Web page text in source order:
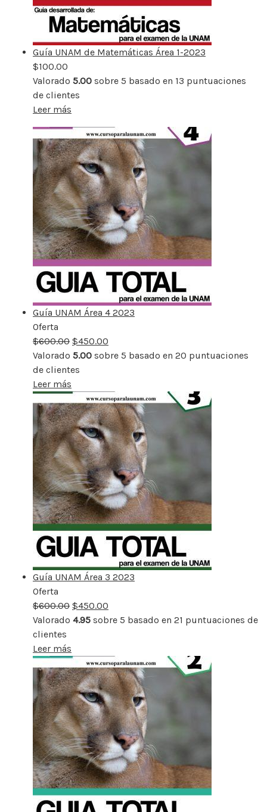
Guía UNAM de Matemáticas Área 1-2023
$100.00
Valorado 5.00 sobre 5 basado en 13 puntuaciones
de clientes
Leer más
Guía UNAM Área 4 2023
Oferta
rebajado
$600.00 $450.00
Valorado 5.00 sobre 5 basado en 20 puntuaciones
de clientes
Leer más
Guía UNAM Área 3 2023
Oferta
rebajado
$600.00 $450.00
Valorado 4.95 sobre 5 basado en 21 puntuaciones de
clientes
Leer más